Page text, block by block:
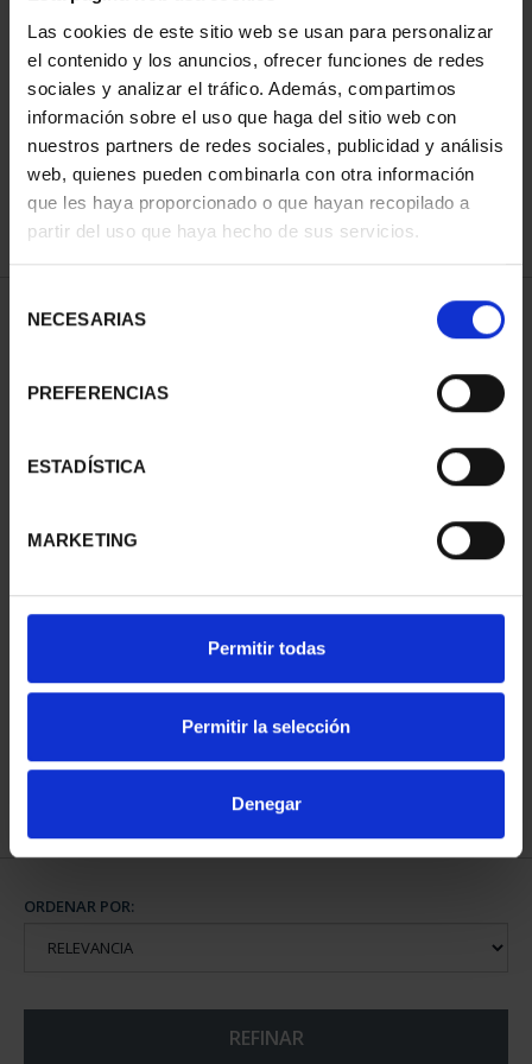
Las cookies de este sitio web se usan para personalizar
el contenido y los anuncios, ofrecer funciones de redes
sociales y analizar el tráfico. Además, compartimos
información sobre el uso que haga del sitio web con
nuestros partners de redes sociales, publicidad y análisis
web, quienes pueden combinarla con otra información
que les haya proporcionado o que hayan recopilado a
partir del uso que haya hecho de sus servicios.
NECESARIAS
PREFERENCIAS
ESTADÍSTICA
MARKETING
Permitir todas
Permitir la selección
Denegar
ORDENAR POR:
REFINAR
1 Productos encontrados
NACIONAL II - PALACIO
REAL DE...
ORDENAR POR:
REFINAR